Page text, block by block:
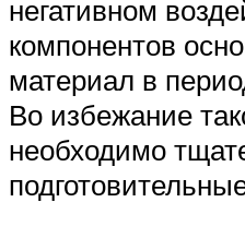
негативном
компонентов
материал в
Во избежание
необходимо